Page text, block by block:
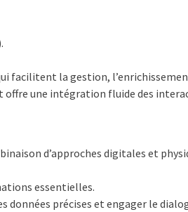
facilitent la gestion,
offre une intégration fluide des
d’approches digitales et
essentielles.
données précises et engager le